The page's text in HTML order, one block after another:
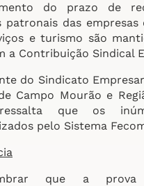
do prazo de
patronais das
e turismo são
a Contribuição Sindical
do Sindicato
Campo Mourão e
que os
pelo Sistema
que a prova